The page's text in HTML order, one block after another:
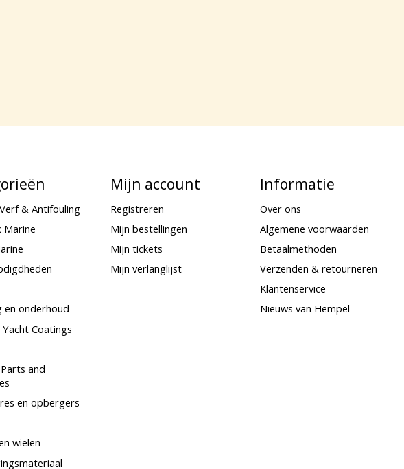
& Antifouling
Marine
en onderhoud
Yacht Coatings
and
en opbergers
wielen
Mijn account
Registreren
Mijn bestellingen
Mijn tickets
Mijn verlanglijst
Informatie
Over ons
Algemene voorwaarden
Betaalmethoden
Verzenden & retourneren
Klantenservice
Nieuws van Hempel